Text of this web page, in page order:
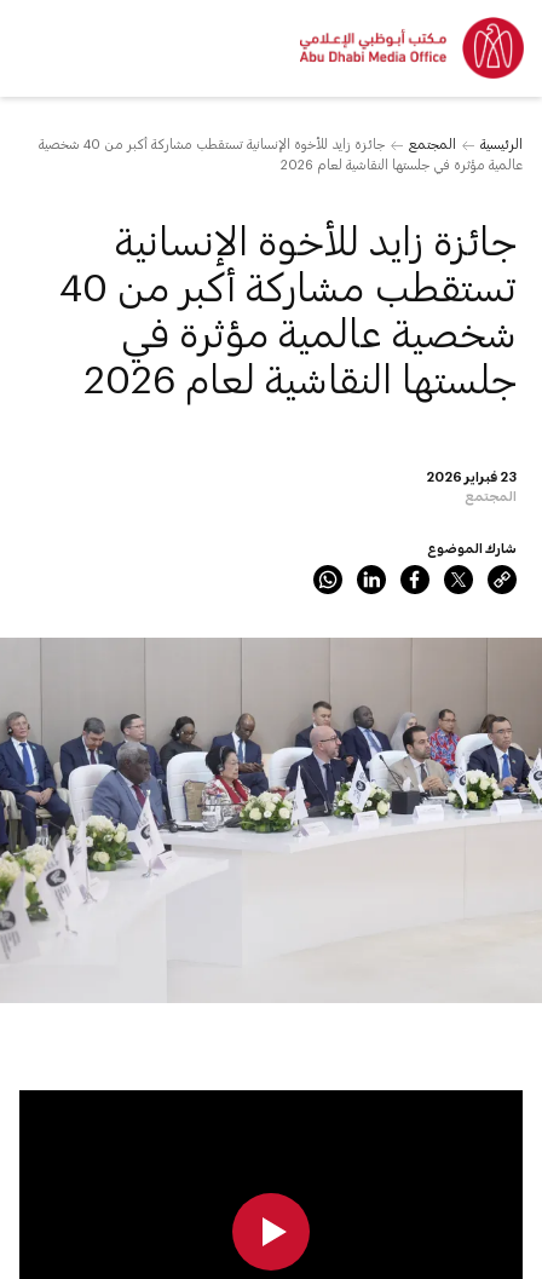
الرئيسية المجتمع
جائزة زايد للأخوة الإنسانية تستقطب مشاركة أكبر من 40 شخصية
عالمية مؤثرة في جلستها النقاشية لعام 2026
23 فبراير 2026
المجتمع
جائزة زايد للأخوة الإنسانية
تستقطب مشاركة أكبر من 40
شخصية عالمية مؤثرة في
جلستها النقاشية لعام 2026
شارك الموضوع